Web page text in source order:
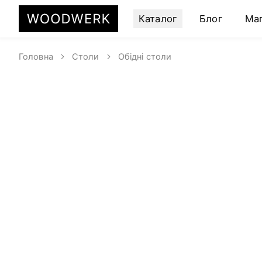
Каталог Блог
Головна Столи Обідні столи